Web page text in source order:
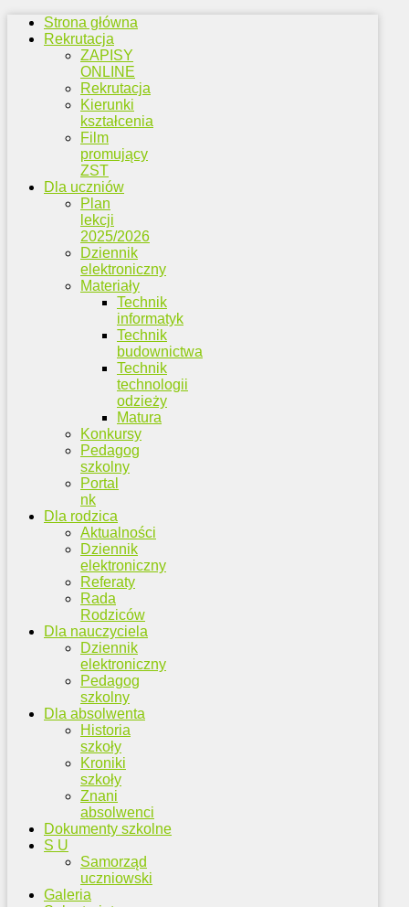
Strona główna
Rekrutacja
ZAPISY
ONLINE
Rekrutacja
Kierunki
kształcenia
Film
promujący
ZST
Dla uczniów
Plan
lekcji
2025/2026
Dziennik
elektroniczny
Materiały
Technik
informatyk
Technik
budownictwa
Technik
technologii
odzieży
Matura
Konkursy
Pedagog
szkolny
Portal
nk
Dla rodzica
Aktualności
Dziennik
elektroniczny
Referaty
Rada
Rodziców
Dla nauczyciela
Dziennik
elektroniczny
Pedagog
szkolny
Dla absolwenta
Historia
szkoły
Kroniki
szkoły
Znani
absolwenci
Dokumenty szkolne
S U
Samorząd
uczniowski
Galeria